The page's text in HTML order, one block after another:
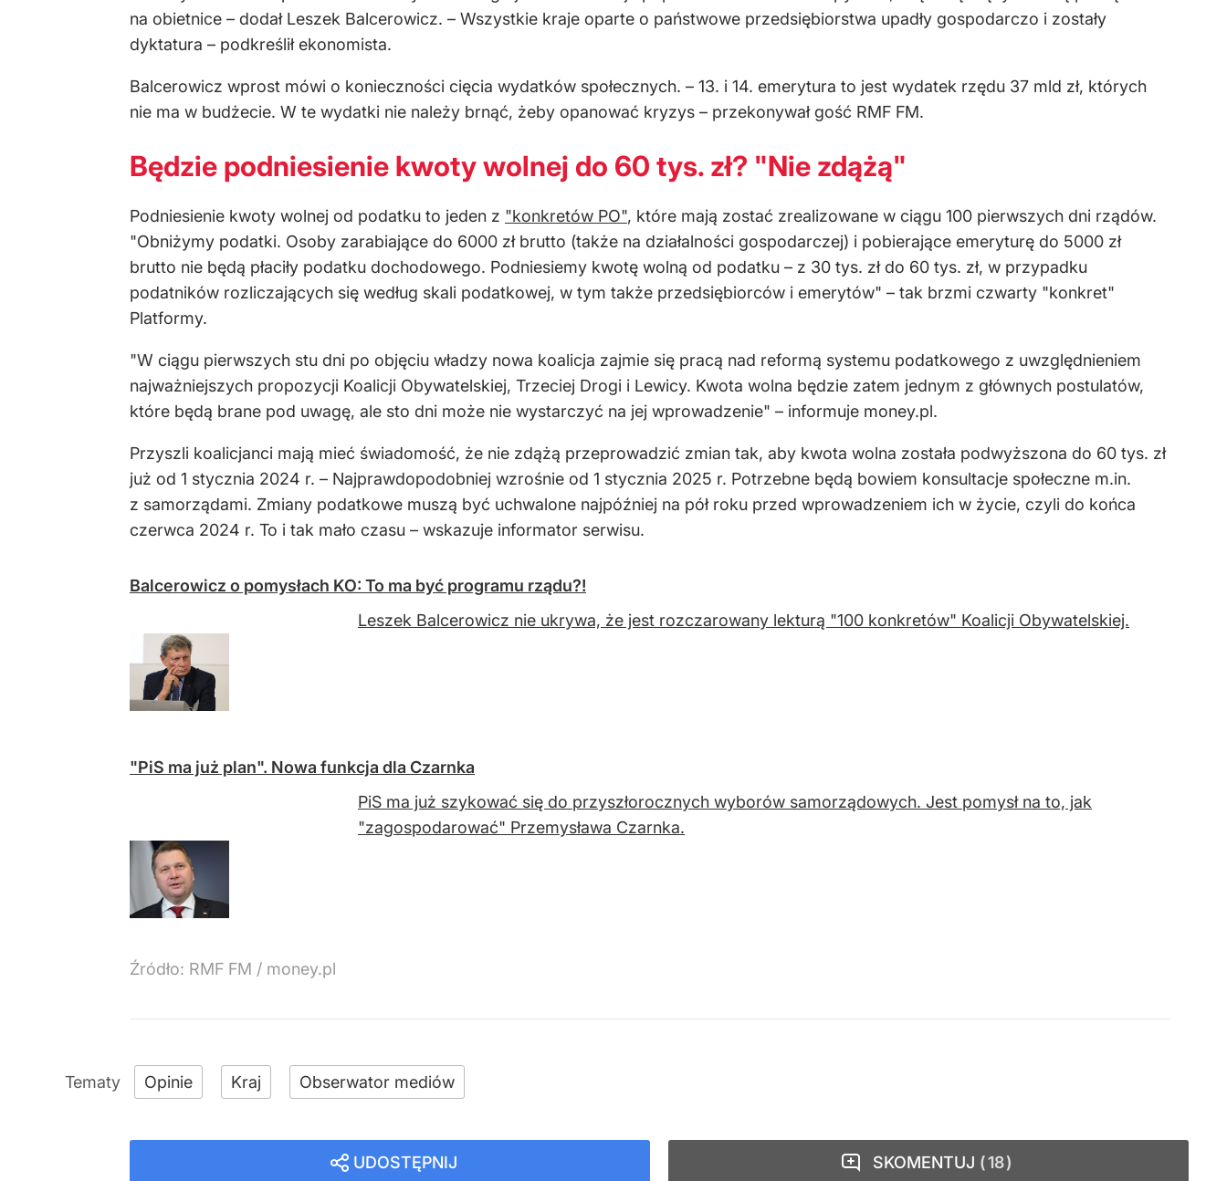
na obietnice – dodał Leszek Balcerowicz. – Wszystkie kraje oparte o państwowe przedsiębiorstwa upadły gospodarczo i zostały
dyktatura – podkreślił ekonomista.
Balcerowicz wprost mówi o konieczności cięcia wydatków społecznych. – 13. i 14. emerytura to jest wydatek rzędu 37 mld zł, których
nie ma w budżecie. W te wydatki nie należy brnąć, żeby opanować kryzys – przekonywał gość RMF FM.
Będzie podniesienie kwoty wolnej do 60 tys. zł? "Nie zdążą"
Podniesienie kwoty wolnej od podatku to jeden z "konkretów PO", które mają zostać zrealizowane w ciągu 100 pierwszych dni rządów.
"Obniżymy podatki. Osoby zarabiające do 6000 zł brutto (także na działalności gospodarczej) i pobierające emeryturę do 5000 zł
brutto nie będą płaciły podatku dochodowego. Podniesiemy kwotę wolną od podatku – z 30 tys. zł do 60 tys. zł, w przypadku
podatników rozliczających się według skali podatkowej, w tym także przedsiębiorców i emerytów" – tak brzmi czwarty "konkret"
Platformy.
"W ciągu pierwszych stu dni po objęciu władzy nowa koalicja zajmie się pracą nad reformą systemu podatkowego z uwzględnieniem
najważniejszych propozycji Koalicji Obywatelskiej, Trzeciej Drogi i Lewicy. Kwota wolna będzie zatem jednym z głównych postulatów,
które będą brane pod uwagę, ale sto dni może nie wystarczyć na jej wprowadzenie" – informuje money.pl.
Przyszli koalicjanci mają mieć świadomość, że nie zdążą przeprowadzić zmian tak, aby kwota wolna została podwyższona do 60 tys. zł
już od 1 stycznia 2024 r. – Najprawdopodobniej wzrośnie od 1 stycznia 2025 r. Potrzebne będą bowiem konsultacje społeczne m.in.
z samorządami. Zmiany podatkowe muszą być uchwalone najpóźniej na pół roku przed wprowadzeniem ich w życie, czyli do końca
czerwca 2024 r. To i tak mało czasu – wskazuje informator serwisu.
Balcerowicz o pomysłach KO: To ma być programu rządu?!
Leszek Balcerowicz nie ukrywa, że jest rozczarowany lekturą "100 konkretów" Koalicji Obywatelskiej.
"PiS ma już plan". Nowa funkcja dla Czarnka
PiS ma już szykować się do przyszłorocznych wyborów samorządowych. Jest pomysł na to, jak
"zagospodarować" Przemysława Czarnka.
Źródło: RMF FM / money.pl
Opinie Kraj Obserwator mediów
UDOSTĘPNIJ SKOMENTUJ 18